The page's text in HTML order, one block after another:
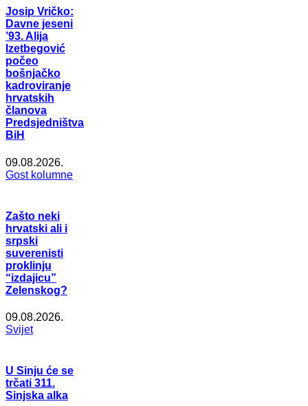
Josip Vričko:
Davne jeseni
’93. Alija
Izetbegović
počeo
bošnjačko
kadroviranje
hrvatskih
članova
Predsjedništva
BiH
09.08.2026.
Gost kolumne
Zašto neki
hrvatski ali i
srpski
suverenisti
proklinju
“izdajicu”
Zelenskog?
09.08.2026.
Svijet
U Sinju će se
trčati 311.
Sinjska alka